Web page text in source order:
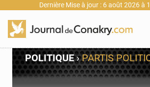
Dernière Mise à jour : 6 août 2026 à
POLITIQUE›PARTIS